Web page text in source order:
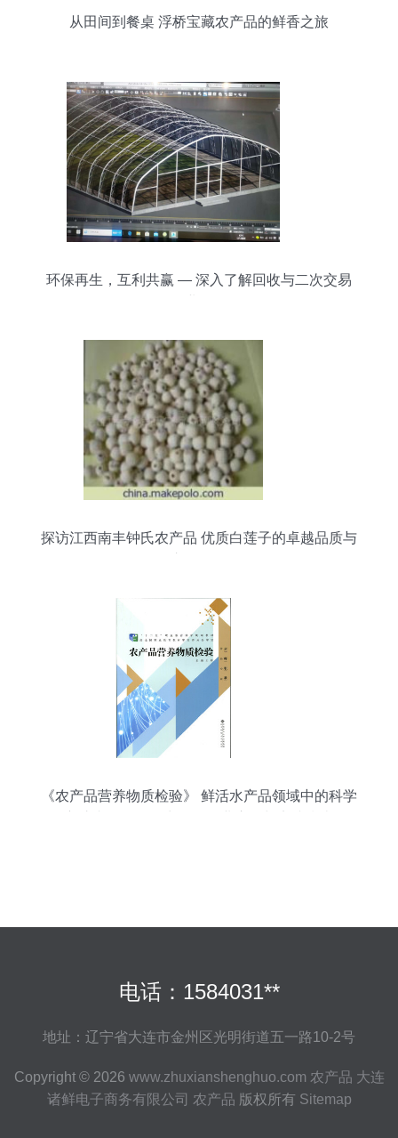
从田间到餐桌 浮桥宝藏农产品的鲜香之旅
环保再生，互利共赢 — 深入了解回收与二次交易
探访江西南丰钟氏农产品 优质白莲子的卓越品质与
《农产品营养物质检验》 鲜活水产品领域中的科学
电话：1584031**
地址：辽宁省大连市金州区光明街道五一路10-2号
Copyright © 2026 www.zhuxianshenghuo.com 农产品 大连
诸鲜电子商务有限公司 农产品 版权所有 Sitemap